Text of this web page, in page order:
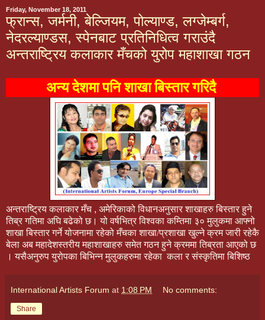
Friday, November 18, 2011
फ्रान्स, जर्मनी, बेल्जियम, पोल्याण्ड, लग्जेम्बर्ग,
नेदरल्याण्डस, स्पेनबाट प्रतिनिधित्व गराउंदै
अन्तराष्ट्रिय कलाकार मँचको युरोप महाशाखा गठन
अन्य देशमा पनि शाखा बिस्तार गरिदै
अन्तराष्ट्रिय कलाकार मँच , अमेरिकाको विधानअनुसार शाखाहरु बिस्तार हुने
तिब्र गतिमा अघि बढेको छ। यो वर्षभित्र विश्वका कम्तिमा ३० मुलुकमा आफ्नो
शाखा बिस्तार गर्ने योजनामा रहेकोमँचका शाखा/प्रशाखा खुल्ने क्रम जारी रहेकै
बेला अब महादेशस्तरीयमहाशाखाहरु समेत गठन हुने क्रममा तिब्रता आएको छ
। यसैअनुरुप युरोपका बिभिन्न मुलुकहरुमा रहेका कला र संस्कृतिमा बिशिष्ठ
International Artists Forum at 1:08 PM No comments:
Share